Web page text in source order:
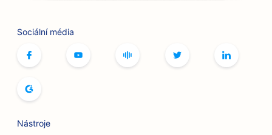
SEO pro knihkupectví
Sociální média
Nástroje